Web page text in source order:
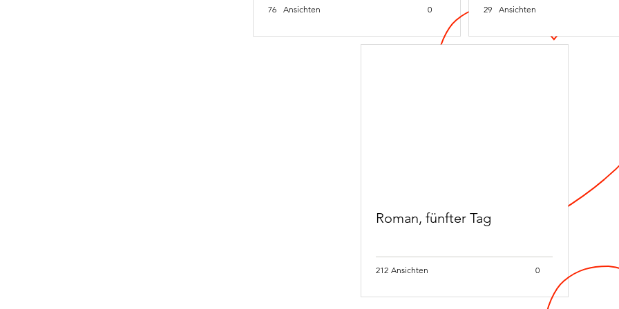
76 Ansichten 0 29 Ansichten
Roman, fünfter Tag
212 Ansichten 0